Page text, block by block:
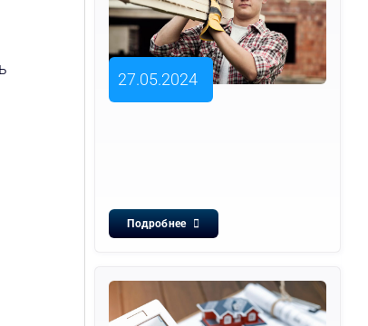
27.05.2024
Подробнее